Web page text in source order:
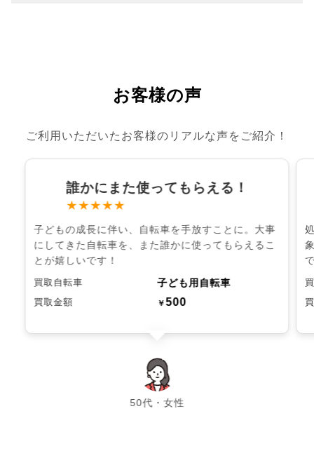
お客様の声
ご利用いただいたお客様のリアルな声をご紹介！
誰かにまた使ってもらえる！
★★★★★
子どもの成長に伴い、自転車を手放すことに。大事
にしてきた自転車を、また誰かに使ってもらえるこ
とが嬉しいです！
買取自転車 子ども用自転車
買取金額 ￥500
50代・女性
chevron_left chevron_right